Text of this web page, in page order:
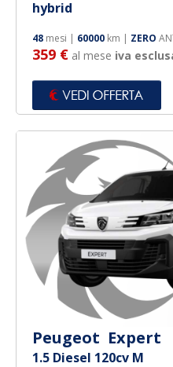
hybrid
48 mesi | 60000 km | ZERO
359 € al mese iva
Peugeot Expert
1.5 Diesel 120cv M